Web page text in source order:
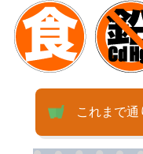
これまで